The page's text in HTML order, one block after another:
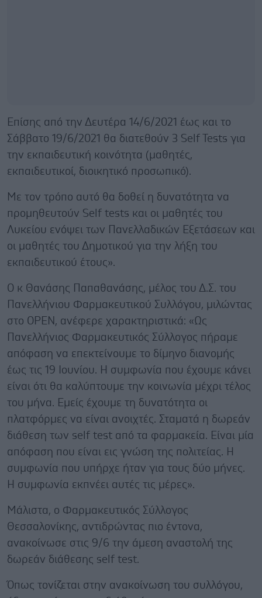
Επίσης από την Δευτέρα 14/6/2021 έως και το
Σάββατο 19/6/2021 θα διατεθούν 3 Self Tests για
την εκπαιδευτική κοινότητα (μαθητές,
εκπαιδευτικοί, διοικητικό προσωπικό).
Με τον τρόπο αυτό θα δοθεί η δυνατότητα να
προμηθευτούν Self tests και οι μαθητές του
Λυκείου ενόψει των Πανελλαδικών Εξετάσεων και
οι μαθητές του Δημοτικού για την λήξη του
εκπαιδευτικού έτους».
Ο κ Θανάσης Παπαθανάσης, μέλος του Δ.Σ. του
Πανελλήνιου Φαρμακευτικού Συλλόγου, μιλώντας
στο OPEN, ανέφερε χαρακτηριστικά: «Ως
Πανελλήνιος Φαρμακευτικός Σύλλογος πήραμε
απόφαση να επεκτείνουμε το δίμηνο διανομής
έως τις 19 Ιουνίου. Η συμφωνία που έχουμε κάνει
είναι ότι θα καλύπτουμε την κοινωνία μέχρι τέλος
του μήνα. Εμείς έχουμε τη δυνατότητα οι
πλατφόρμες να είναι ανοιχτές. Σταματά η δωρεάν
διάθεση των self test από τα φαρμακεία. Είναι μία
απόφαση που είναι εις γνώση της πολιτείας. Η
συμφωνία που υπήρχε ήταν για τους δύο μήνες.
Η συμφωνία εκπνέει αυτές τις μέρες».
Μάλιστα, ο Φαρμακευτικός Σύλλογος
Θεσσαλονίκης, αντιδρώντας πιο έντονα,
ανακοίνωσε στις 9/6 την άμεση αναστολή της
δωρεάν διάθεσης self test.
Όπως τονίζεται στην ανακοίνωση του συλλόγου,